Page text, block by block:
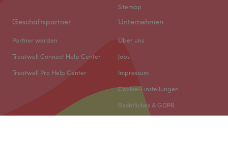
Sitemap
Geschäftspartner
Partner werden
Treatwell Connect Help Center
Treatwell Pro Help Center
Unternehmen
Über uns
Jobs
Impressum
Cookie-Einstellungen
Rechtliches & GDPR